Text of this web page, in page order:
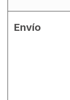
Envío